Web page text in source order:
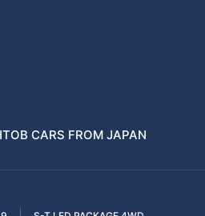
CARS FROM JAPAN